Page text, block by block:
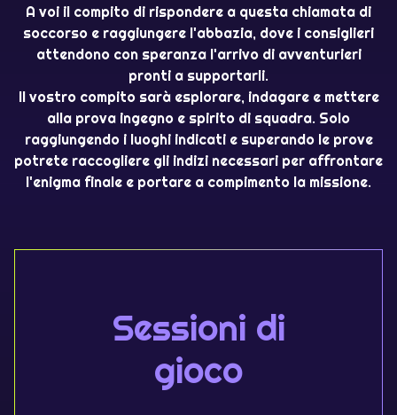
A voi il compito di rispondere a questa chiamata di
soccorso e raggiungere l'abbazia, dove i consiglieri
attendono con speranza l'arrivo di avventurieri
pronti a supportarli.
Il vostro compito sarà esplorare, indagare e mettere
alla prova ingegno e spirito di squadra. Solo
raggiungendo i luoghi indicati e superando le prove
potrete raccogliere gli indizi necessari per affrontare
l'enigma finale e portare a compimento la missione.
Sessioni di
gioco